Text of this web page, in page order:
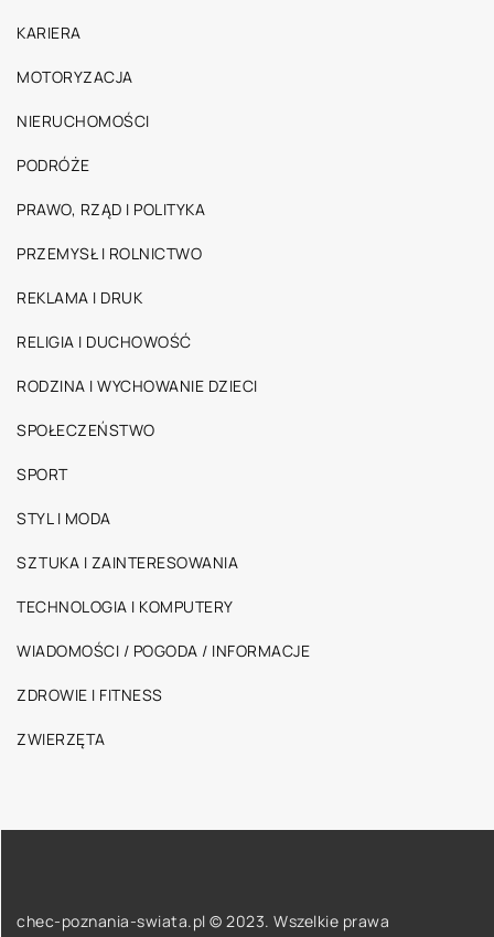
KARIERA
MOTORYZACJA
NIERUCHOMOŚCI
PODRÓŻE
PRAWO, RZĄD I POLITYKA
PRZEMYSŁ I ROLNICTWO
REKLAMA I DRUK
RELIGIA I DUCHOWOŚĆ
RODZINA I WYCHOWANIE DZIECI
SPOŁECZEŃSTWO
SPORT
STYL I MODA
SZTUKA I ZAINTERESOWANIA
TECHNOLOGIA I KOMPUTERY
WIADOMOŚCI / POGODA / INFORMACJE
ZDROWIE I FITNESS
ZWIERZĘTA
chec-poznania-swiata.pl © 2023. Wszelkie prawa